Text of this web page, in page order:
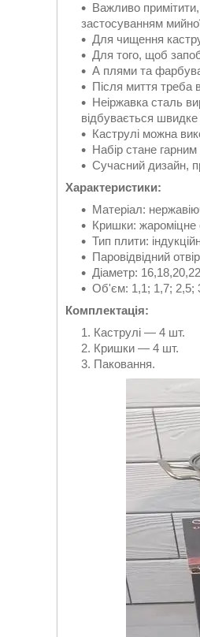
Важливо
застосуванням
Для чищення
Для того, щоб
А плями та
Після миття треба
Неіржавка сталь
відбувається
Каструлі можна
Набір стане
Сучасний дизайн,
Характеристики:
Матеріал:
Кришки: жароміцне
Тип плити:
Паровідвідний
Діаметр:
Об'єм: 1,1; 1,7; 2,5;
Комплектація:
Каструлі — 4 шт.
Кришки — 4 шт.
Паковання.